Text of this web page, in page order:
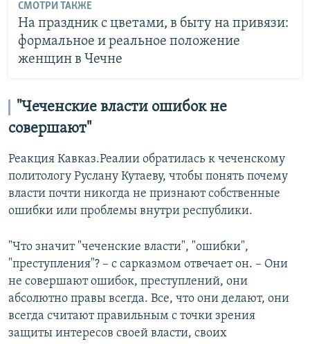
СМОТРИ ТАКЖЕ
На праздник с цветами, в быту на привязи:
формальное и реальное положение
женщин в Чечне
"Чеченские власти ошибок не
совершают"
Реакция Кавказ.Реалии обратилась к чеченскому
политологу Руслану Кутаеву, чтобы понять почему
власти почти никогда не признают собственные
ошибки или проблемы внутри республики.
"Что значит "чеченские власти", "ошибки",
"преступления"? – с сарказмом отвечает он. – Они
не совершают ошибок, преступлений, они
абсолютно правы всегда. Все, что они делают, они
всегда считают правильным с точки зрения
защиты интересов своей власти, своих